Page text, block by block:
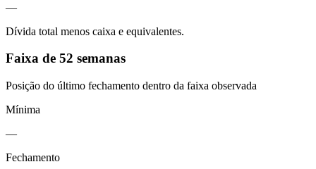
—
Dívida total menos caixa e equivalentes.
Faixa de 52 semanas
Posição do último fechamento dentro da faixa observada
Mínima
—
Fechamento